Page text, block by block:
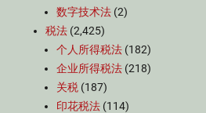
数字技术法 (2)
税法 (2,425)
个人所得税法 (182)
企业所得税法 (218)
关税 (187)
印花税法 (114)